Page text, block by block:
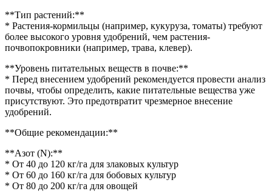
**Тип растений:**
* Растения-кормильцы (например, кукуруза, томаты) требуют
более высокого уровня удобрений, чем растения-
почвопокровники (например, трава, клевер).
**Уровень питательных веществ в почве:**
* Перед внесением удобрений рекомендуется провести анализ
почвы, чтобы определить, какие питательные вещества уже
присутствуют. Это предотвратит чрезмерное внесение
удобрений.
**Общие рекомендации:**
**Азот (N):**
* От 40 до 120 кг/га для злаковых культур
* От 60 до 160 кг/га для бобовых культур
* От 80 до 200 кг/га для овощей